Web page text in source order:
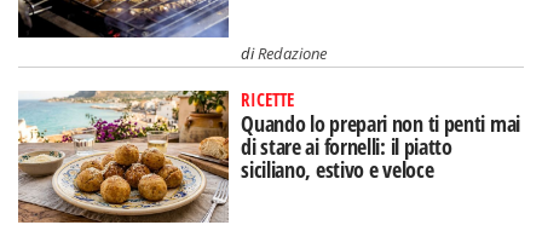
diRedazione
RICETTE
Quando lo prepari non ti penti mai
di stare ai fornelli: il piatto
siciliano, estivo e veloce